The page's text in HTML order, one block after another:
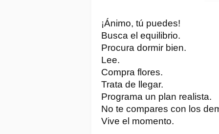
¡Ánimo, tú puedes!
Busca el equilibrio.
Procura dormir bien.
Lee.
Compra flores.
Trata de llegar.
Programa un plan realista.
No te compares con los
Vive el momento.